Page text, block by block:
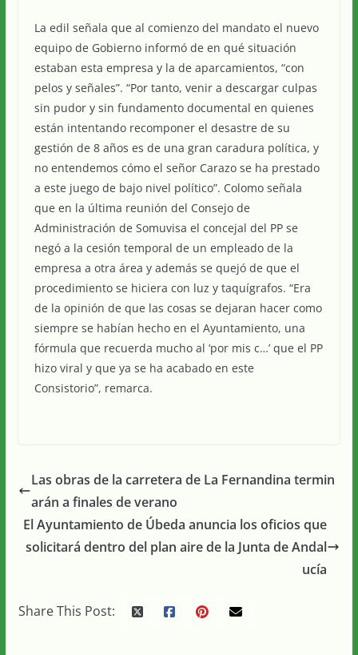
La edil señala que al comienzo del mandato el nuevo
equipo de Gobierno informó de en qué situación
estaban esta empresa y la de aparcamientos, “con
pelos y señales”. “Por tanto, venir a descargar culpas
sin pudor y sin fundamento documental en quienes
están intentando recomponer el desastre de su
gestión de 8 años es de una gran caradura política, y
no entendemos cómo el señor Carazo se ha prestado
a este juego de bajo nivel político”. Colomo señala
que en la última reunión del Consejo de
Administración de Somuvisa el concejal del PP se
negó a la cesión temporal de un empleado de la
empresa a otra área y además se quejó de que el
procedimiento se hiciera con luz y taquígrafos. “Era
de la opinión de que las cosas se dejaran hacer como
siempre se habían hecho en el Ayuntamiento, una
fórmula que recuerda mucho al ‘por mis c…’ que el PP
hizo viral y que ya se ha acabado en este
Consistorio”, remarca.
Las obras de la carretera de La Fernandina termin
arán a finales de verano
El Ayuntamiento de Úbeda anuncia los oficios que
solicitará dentro del plan aire de la Junta de Andal
ucía
Share This Post: